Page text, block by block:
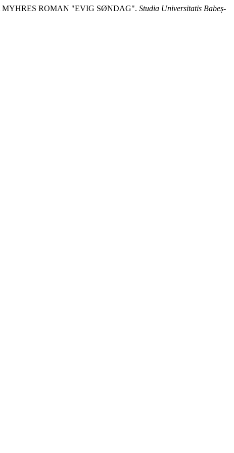
MYHRES ROMAN "EVIG SØNDAG". Studia Universitatis Babeș-